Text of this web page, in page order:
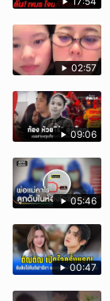
02:57
09:06
05:46
00:47